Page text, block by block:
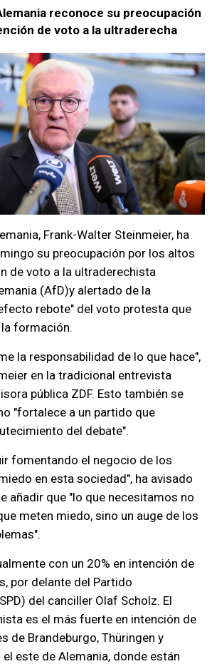
reconoce su preocupación
de voto a la ultraderecha
Frank-Walter Steinmeier, ha
su preocupación por los altos
de voto a la ultraderechista
(AfD)y alertado de la
rebote" del voto protesta que
formación.
la responsabilidad de lo que hace",
en la tradicional entrevista
pública ZDF. Esto también se
"fortalece a un partido que
del debate".
fomentando el negocio de los
en esta sociedad", ha avisado
añadir que "lo que necesitamos no
meten miedo, sino un auge de los
con un 20% en intención de
por delante del Partido
del canciller Olaf Scholz. El
es el más fuerte en intención de
de Brandeburgo, Thüringen y
este de Alemania, donde están